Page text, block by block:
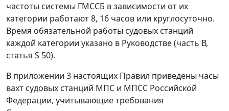
частоты системы ГМССБ в зависимости от их
категории работают 8, 16 часов или круглосуточно.
Время обязательной работы судовых станций
каждой категории указано в Руководстве (часть В,
статья S 50).
В приложении 3 настоящих Правил приведены часы
вахт судовых станций МПС и МПСС Российской
Федерации, учитывающие требования